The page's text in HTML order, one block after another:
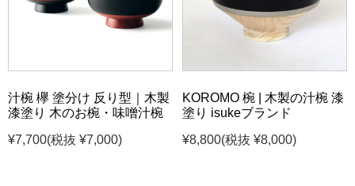
汁椀 欅 塗分け 反り型｜木製
漆塗り 木のお椀・味噌汁椀
¥7,700(税抜 ¥7,000)
KOROMO 椀 | 木製の汁椀 漆
塗り isukeブランド
¥8,800(税抜 ¥8,000)